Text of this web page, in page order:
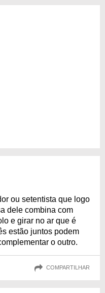
ou setentista que logo
dele combina com
e girar no ar que é
estão juntos podem
o outro.
COMPARTILHAR